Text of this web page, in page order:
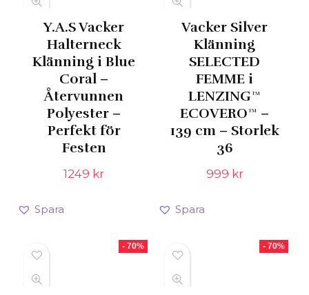
Y.A.S Vacker
Halterneck
Klänning i Blue
Coral –
Återvunnen
Polyester –
Perfekt för
Festen
1249 kr
Spara
Vacker Silver
Klänning
SELECTED
FEMME i
LENZING™
ECOVERO™ –
139 cm – Storlek
36
999 kr
Spara
- 70% - 70%